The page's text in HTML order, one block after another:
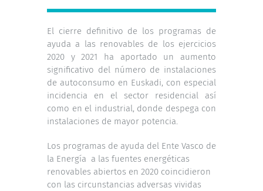
El cierre definitivo de los programas de
ayuda a las renovables de los ejercicios
2020 y 2021 ha aportado un aumento
significativo del número de instalaciones
de autoconsumo en Euskadi, con especial
incidencia en el sector residencial así
como en el industrial, donde despega con
instalaciones de mayor potencia.
Los programas de ayuda del Ente Vasco de
la Energía a las fuentes energéticas
renovables abiertos en 2020 coincidieron
con las circunstancias adversas vividas